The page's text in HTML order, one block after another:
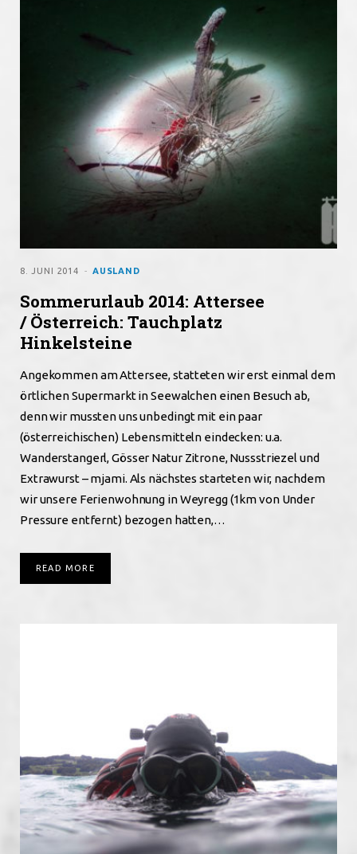
AUSLAND
8. JUNI 2014
Sommerurlaub 2014: Attersee
/ Österreich: Tauchplatz
Hinkelsteine
Angekommen am Attersee, statteten wir erst einmal dem
örtlichen Supermarkt in Seewalchen einen Besuch ab,
denn wir mussten uns unbedingt mit ein paar
(österreichischen) Lebensmitteln eindecken: u.a.
Wanderstangerl, Gösser Natur Zitrone, Nussstriezel und
Extrawurst – mjami. Als nächstes starteten wir, nachdem
wir unsere Ferienwohnung in Weyregg (1km von Under
Pressure entfernt) bezogen hatten,…
READ MORE